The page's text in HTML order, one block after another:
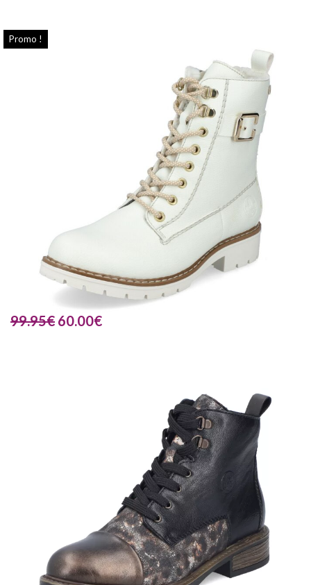
Promo !
99.95€ 60.00€